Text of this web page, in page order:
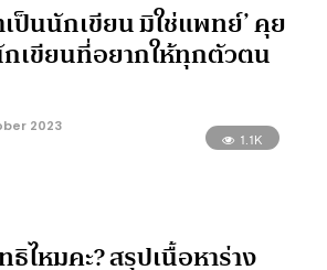
เป็นนักเขียน มิใช่แพทย์’ คุย
เขียนที่อยากให้ทุกตัวตน
2023
1.1K
ไหมคะ? สรุปเนื้อหาร่าง